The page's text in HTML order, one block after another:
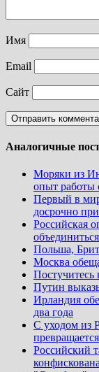
Имя
Email
Сайт
Аналогичные
Моряки из
опыт
Первый в
досрочно
Российская
объединиться
Польша,
Москва
Постучитесь
Путин
Ирландия
два года
С уходом из
Российский
конфискована